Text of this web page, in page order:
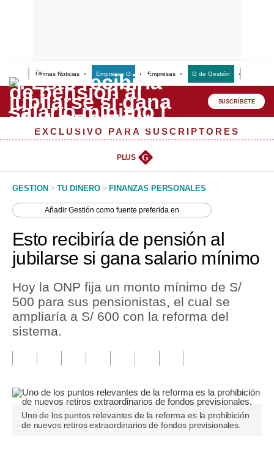
Últimas Noticias Empresas G Empresas G de Gestión
Lo último
Peru Quiosco
Management & Empleo
Perú
Tu Dinero
Finanzas Personales
Opinión
Editorial
SUSCRÍBETE
EXCLUSIVO PARA SUSCRIPTORES
PLUS G
GESTION > TU DINERO > FINANZAS PERSONALES
AñadirGestión como fuente preferida en
Esto recibiría de pensión al
jubilarse si gana salario mínimo
Hoy la ONP fija un monto mínimo de S/
500 para sus pensionistas, el cual se
ampliaría a S/ 600 con la reforma del
sistema.
Uno de los puntos relevantes de la reforma es la prohibición
de nuevos retiros extraordinarios de fondos previsionales.